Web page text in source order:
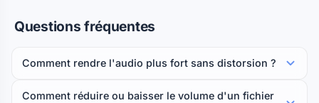
Questions fréquentes
Comment rendre l'audio plus fort sans distorsion ?
Comment réduire ou baisser le volume d'un fichier